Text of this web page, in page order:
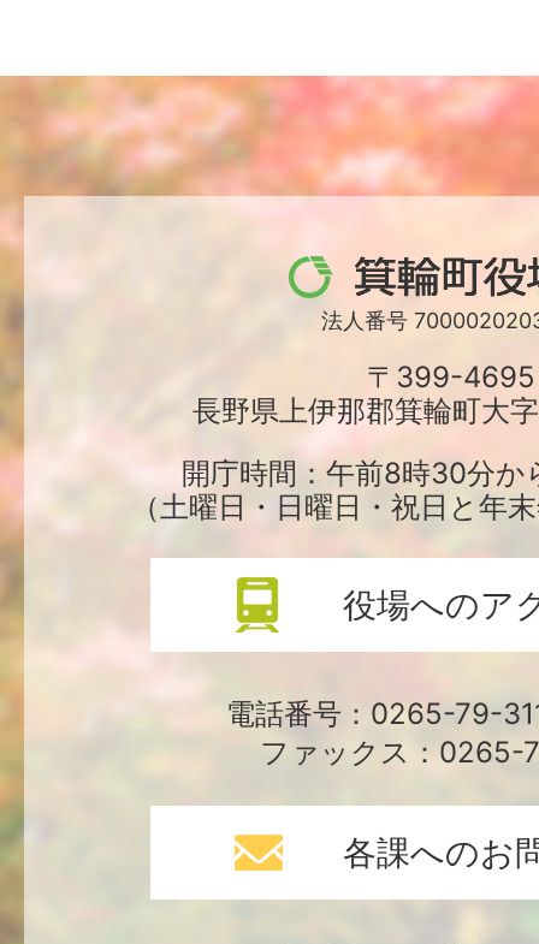
箕
輪
役
場
法人番号
〒399-4695
長野県上伊那郡箕輪町大
開庁時間：午前8時30分か
（土曜日・日曜日・祝日と年
役場へのア
電話番号：0265-79-
ファックス：0265-
各課へのお